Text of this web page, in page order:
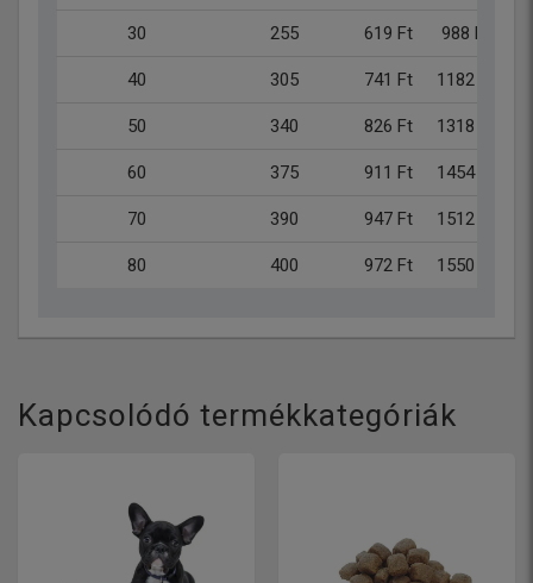
30 255 619 Ft 988 Ft
40 305 741 Ft 1182 Ft
50 340 826 Ft 1318 Ft
60 375 911 Ft 1454 Ft
70 390 947 Ft 1512 Ft
80 400 972 Ft 1550 Ft
Kapcsolódó termékkategóriák